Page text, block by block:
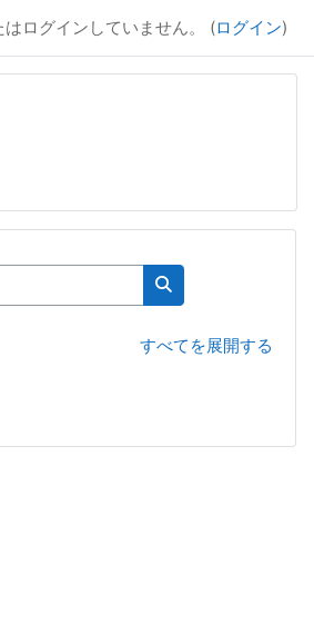
はログインしていません。 (ログイン)
コースを検索する
すべてを展開する